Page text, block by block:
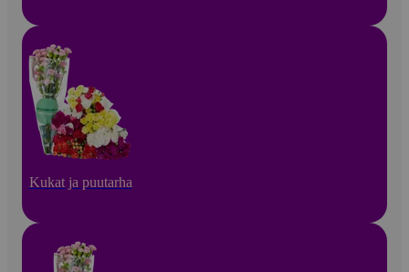
Kukat ja puutarha